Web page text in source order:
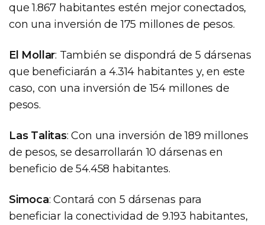
que 1.867 habitantes estén mejor conectados,
con una inversión de 175 millones de pesos.
El Mollar: También se dispondrá de 5 dársenas
que beneficiarán a 4.314 habitantes y, en este
caso, con una inversión de 154 millones de
pesos.
Las Talitas: Con una inversión de 189 millones
de pesos, se desarrollarán 10 dársenas en
beneficio de 54.458 habitantes.
Simoca: Contará con 5 dársenas para
beneficiar la conectividad de 9.193 habitantes,